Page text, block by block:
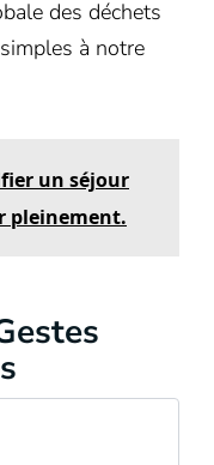
des déchets
à notre
un séjour
pleinement.